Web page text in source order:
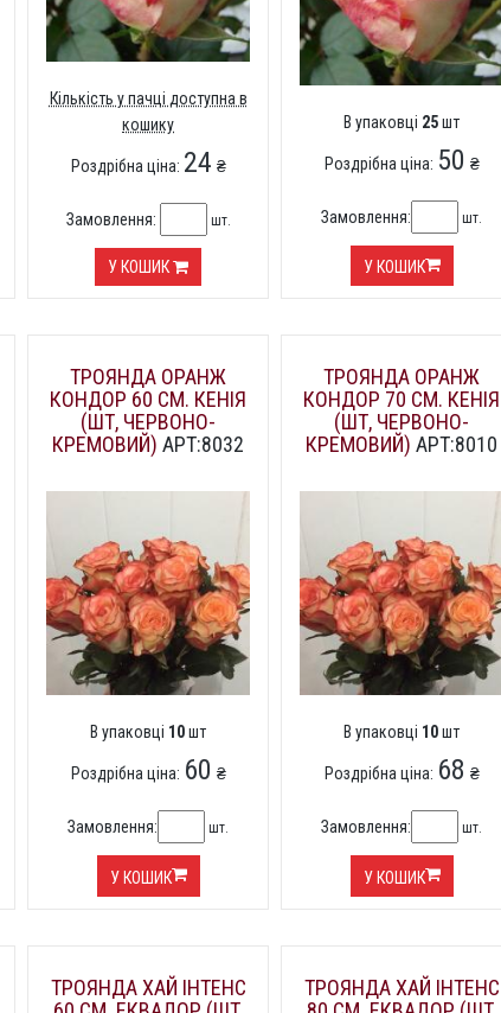
Кількість у пачці доступна в
кошику
Роздрібна ціна: 24 ₴
Замовлення: шт.
У КОШИК
В упаковці 25шт
Роздрібна ціна: 50 ₴
Замовлення: шт.
У КОШИК
ТРОЯНДА ОРАНЖ
КОНДОР 60 СМ. КЕНІЯ
(ШТ, ЧЕРВОНО-
КРЕМОВИЙ) АРТ:8032
В упаковці 10шт
Роздрібна ціна: 60 ₴
Замовлення: шт.
У КОШИК
ТРОЯНДА ОРАНЖ
КОНДОР 70 СМ. КЕНІЯ
(ШТ, ЧЕРВОНО-
КРЕМОВИЙ) АРТ:8010
В упаковці 10шт
Роздрібна ціна: 68 ₴
Замовлення: шт.
У КОШИК
ТРОЯНДА ХАЙ ІНТЕНС
ТРОЯНДА ХАЙ ІНТЕНС